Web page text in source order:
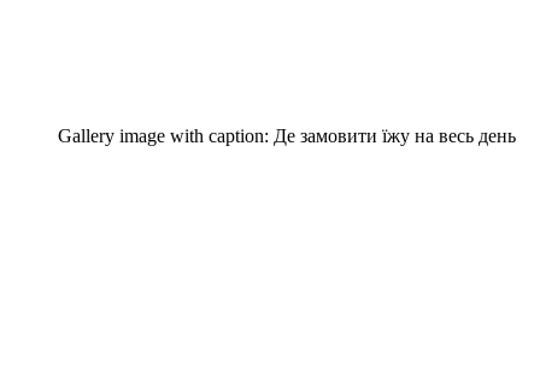
Gallery image with caption: Де замовити їжу на весь день